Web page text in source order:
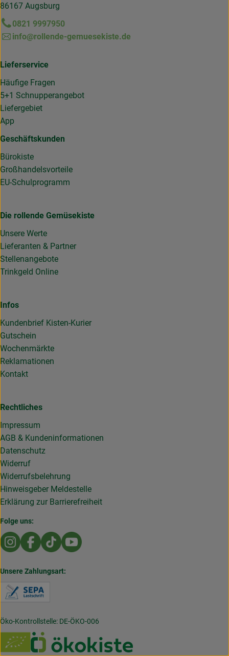
86167 Augsburg
0821 9997950
info@rollende-gemuesekiste.de
Lieferservice
Häufige Fragen
5+1 Schnupperangebot
Liefergebiet
App
Geschäftskunden
Bürokiste
Großhandelsvorteile
EU-Schulprogramm
Die rollende Gemüsekiste
Unsere Werte
Lieferanten & Partner
Stellenangebote
Trinkgeld Online
Infos
Kundenbrief Kisten-Kurier
Gutschein
Wochenmärkte
Reklamationen
Kontakt
Rechtliches
Impressum
AGB & Kundeninformationen
Datenschutz
Widerruf
Widerrufsbelehrung
Hinweisgeber Meldestelle
Erklärung zur Barrierefreiheit
Folge uns:
Externer Link zu https://www.instagram.com/
Externer Link zu https://www.facebook.com/
Externer Link zu https://www.tiktok.com/
Externer Link zu https://
Unsere Zahlungsart:
Öko-Kontrollstelle: DE-ÖKO-006
Externer Link zu /_Resources/Persistent/7/b/6/4/